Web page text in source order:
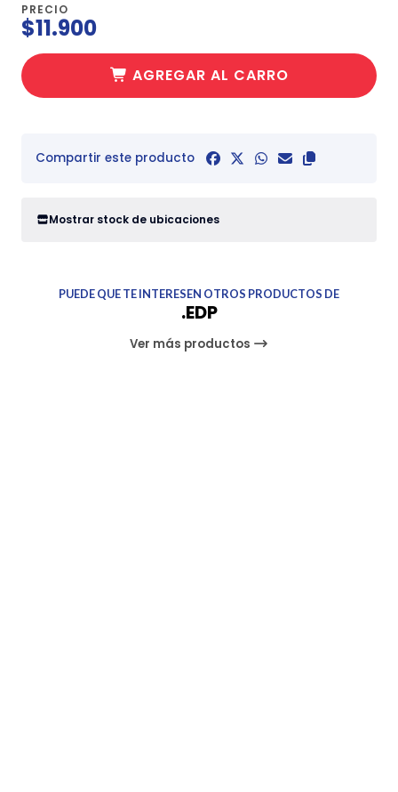
PRECIO
$11.900
AGREGAR AL CARRO
Compartir este producto
Mostrar stock de ubicaciones
PUEDE QUE TE INTERESEN OTROS PRODUCTOS DE
.EDP
Ver más productos